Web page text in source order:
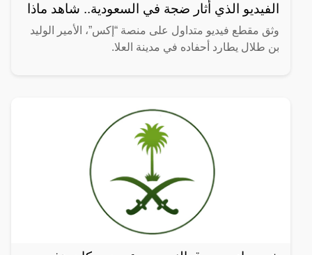
الفيديو الذي أثار ضجة في السعودية.. شاهد ماذا
وثق مقطع فيديو متداول على منصة “إكس”، الأمير الوليد
بن طلال يطارد أحفاده في مدينة العلا.